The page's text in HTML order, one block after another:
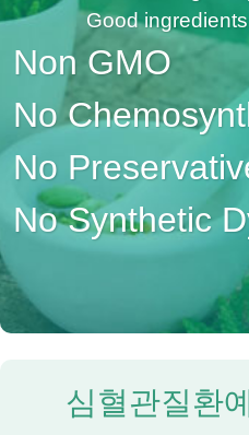
Good
Non GMO
No
No
No Synthetic
심혈관질환